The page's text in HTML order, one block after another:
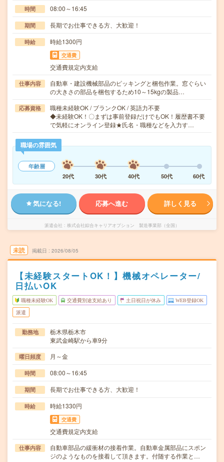
時間 08:00～16:45
期間 長期でお仕事できる方、大歓迎！
時給 時給1300円
交通費
交通費規定内支給
仕事内容
自動車・建設機械部品のピッキングと梱包作業。窓ぐらい
の大きさの部品を梱包するため10～15kgの製品…
応募資格
職種未経験OK / ブランクOK / 英語力不要
◆未経験OK！〇まずは事前登録だけでもOK！履歴書不要
で気軽にオンライン登録★氏名・職種などを入力す…
職場の雰囲気
年齢層
20代
30代 40代 50代 60代
気になる! 応募へ進む 詳しく見る
派遣会社 株式会社綜合キャリアオプション 製造事業部（全国）
未読 掲載日 2026/08/05
【未経験スタートOK！】機械オペレーター/
日払いOK
職種未経験OK 交通費別途支給あり 土日祝日が休み WEB登録OK
派遣
勤務地
栃木県栃木市
東武金崎駅から車9分
曜日頻度 月～金
時間 08:00～16:45
期間 長期でお仕事できる方、大歓迎！
時給 時給1330円
交通費
交通費規定内支給
仕事内容
自動車部品の緩衝材の接着作業。自動車金属部品にスポン
ジのようなものを接着して頂きます。付随する作業と…